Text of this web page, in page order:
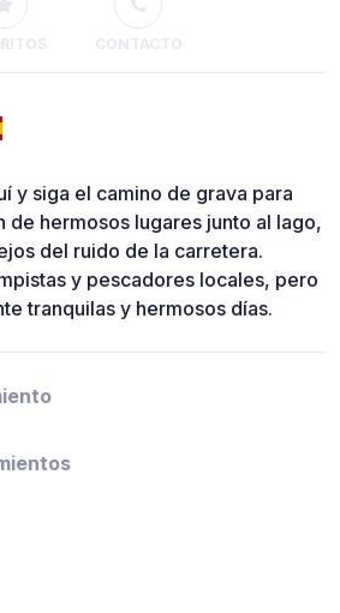
CONTACTO
y siga el camino de grava para
de hermosos lugares junto al lago,
del ruido de la carretera.
y pescadores locales, pero
tranquilas y hermosos días.